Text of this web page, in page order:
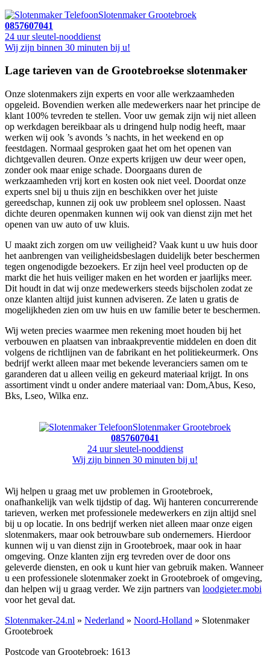
Slotenmaker Grootebroek
0857607041
24 uur sleutel-nooddienst
Wij zijn binnen 30 minuten bij u!
Lage tarieven van de Grootebroekse slotenmaker
Onze slotenmakers zijn experts en voor alle werkzaamheden
opgeleid. Bovendien werken alle medewerkers naar het principe de
klant 100% tevreden te stellen. Voor uw gemak zijn wij niet alleen
op werkdagen bereikbaar als u dringend hulp nodig heeft, maar
werken wij ook ’s avonds ’s nachts, in het weekend en op
feestdagen. Normaal gesproken gaat het om het openen van
dichtgevallen deuren. Onze experts krijgen uw deur weer open,
zonder ook maar enige schade. Doorgaans duren de
werkzaamheden vrij kort en kosten ook niet veel. Doordat onze
experts snel bij u thuis zijn en beschikken over het juiste
gereedschap, kunnen zij ook uw probleem snel oplossen. Naast
dichte deuren openmaken kunnen wij ook van dienst zijn met het
openen van uw auto of uw kluis.
U maakt zich zorgen om uw veiligheid? Vaak kunt u uw huis door
het aanbrengen van veiligheidsbeslagen duidelijk beter beschermen
tegen ongenodigde bezoekers. Er zijn heel veel producten op de
markt die het huis veiliger maken en het worden er jaarlijks meer.
Dit houdt in dat wij onze medewerkers steeds bijscholen zodat ze
onze klanten altijd juist kunnen adviseren. Ze laten u gratis de
mogelijkheden zien om uw huis en uw familie beter te beschermen.
Wij weten precies waarmee men rekening moet houden bij het
verbouwen en plaatsen van inbraakpreventie middelen en doen dit
volgens de richtlijnen van de fabrikant en het politiekeurmerk. Ons
bedrijf werkt alleen maar met bekende leveranciers samen om te
garanderen dat u alleen veilig en gekeurd materiaal krijgt. In ons
assortiment vindt u onder andere materiaal van: Dom,Abus, Keso,
Bks, Lseo, Wilka enz.
Slotenmaker Grootebroek
0857607041
24 uur sleutel-nooddienst
Wij zijn binnen 30 minuten bij u!
Wij helpen u graag met uw problemen in Grootebroek,
onafhankelijk van welk tijdstip of dag. Wij hanteren concurrerende
tarieven, werken met professionele medewerkers en zijn altijd snel
bij u op locatie. In ons bedrijf werken niet alleen maar onze eigen
slotenmakers, maar ook betrouwbare sub ondernemers. Hierdoor
kunnen wij u van dienst zijn in Grootebroek, maar ook in haar
omgeving. Onze klanten zijn erg tevreden over de door ons
geleverde diensten, en ook u kunt hier van gebruik maken. Wanneer
u een professionele slotenmaker zoekt in Grootebroek of omgeving,
dan helpen wij u graag verder. We zijn partners van loodgieter.mobi
voor het geval dat.
Slotenmaker-24.nl » Nederland » Noord-Holland » Slotenmaker
Grootebroek
Postcode van Grootebroek: 1613